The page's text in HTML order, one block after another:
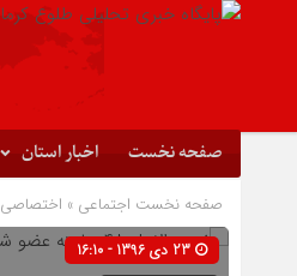
صفحه نخست اخبار استان
صفحه نخست اجتماعی » اختصاصی